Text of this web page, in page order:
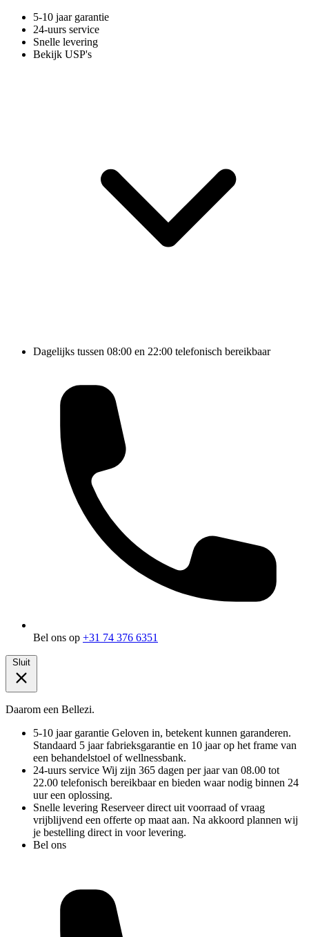
5-10 jaar garantie
24-uurs service
Snelle levering
Bekijk USP's
Dagelijks tussen 08:00 en 22:00 telefonisch bereikbaar
Bel ons op +31 74 376 6351
Sluit
Daarom een Bellezi.
5-10 jaar garantie Geloven in, betekent kunnen garanderen.
Standaard 5 jaar fabrieksgarantie en 10 jaar op het frame van
een behandelstoel of wellnessbank.
24-uurs service Wij zijn 365 dagen per jaar van 08.00 tot
22.00 telefonisch bereikbaar en bieden waar nodig binnen 24
uur een oplossing.
Snelle levering Reserveer direct uit voorraad of vraag
vrijblijvend een offerte op maat aan. Na akkoord plannen wij
je bestelling direct in voor levering.
Bel ons